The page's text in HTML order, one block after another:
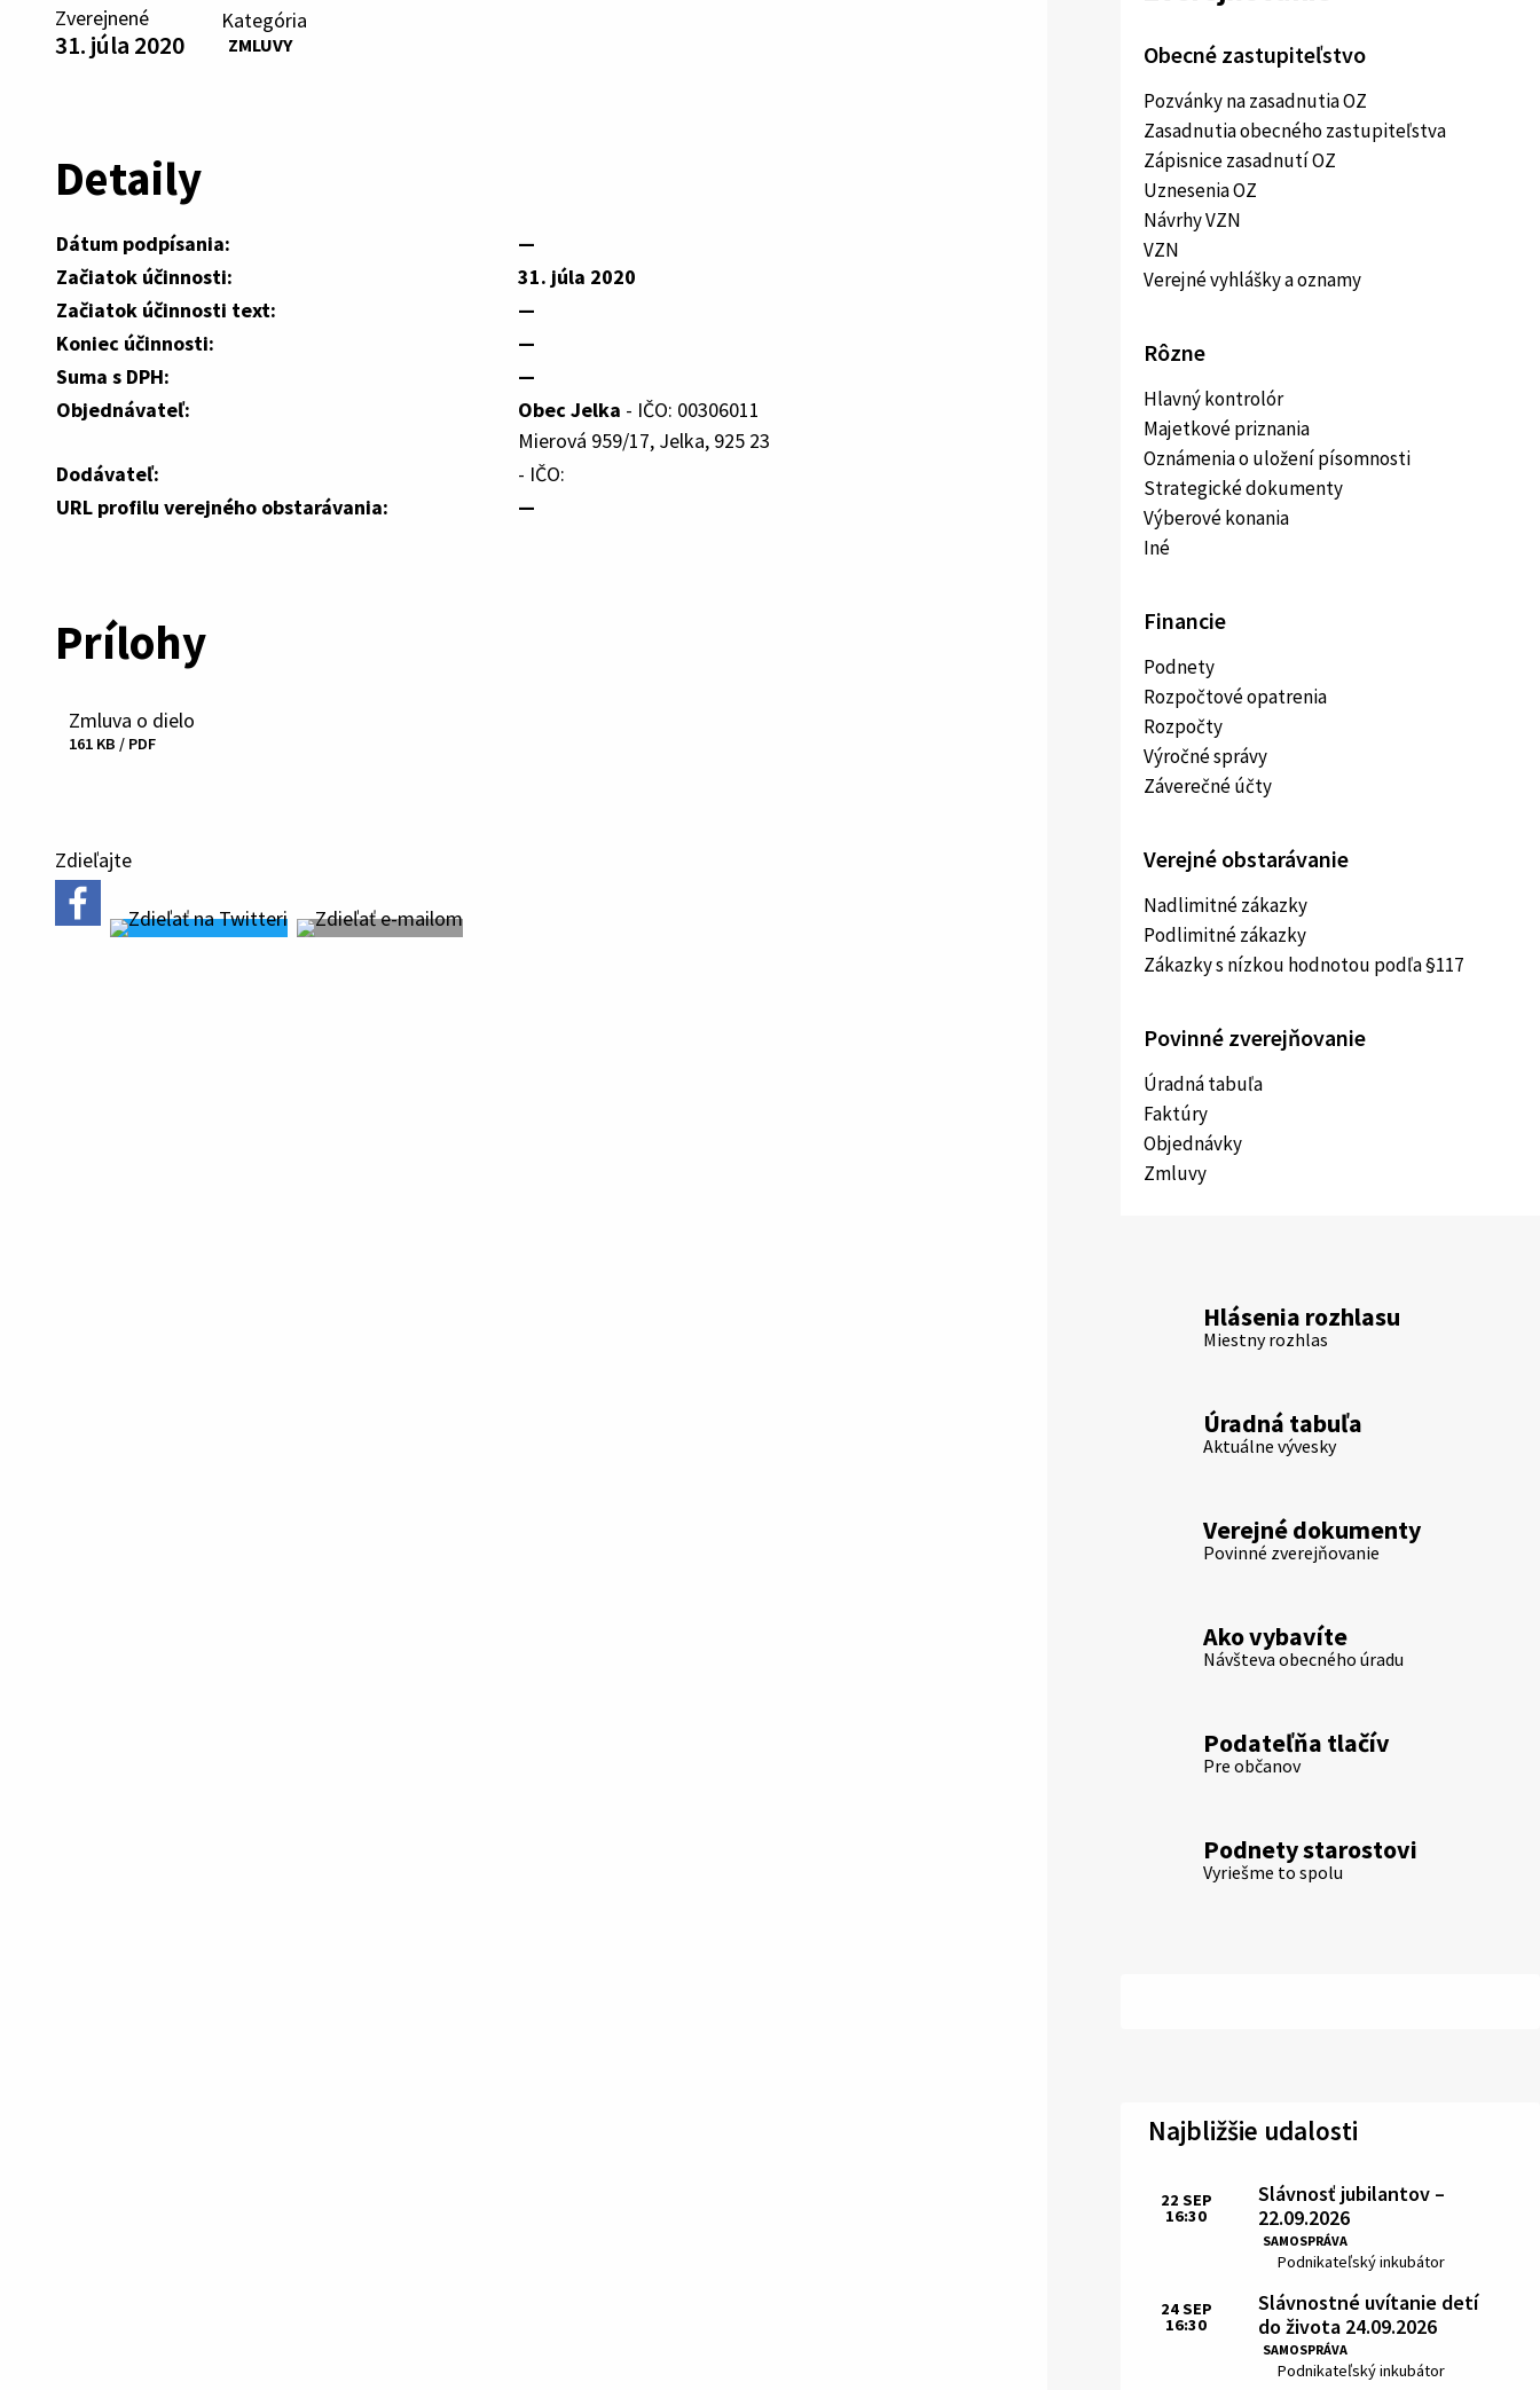
Zverejnené
31. júla 2020
Kategória
ZMLUVY
Detaily
Dátum podpísania:
—
Začiatok účinnosti:
31. júla 2020
Začiatok účinnosti text:
—
Koniec účinnosti:
—
Suma s DPH:
—
Objednávateľ:
Obec Jelka - IČO: 00306011
Mierová 959/17, Jelka, 925 23
Dodávateľ:
- IČO:
URL profilu verejného obstarávania:
—
Prílohy
Stiahnuť
Zmluva o dielo
161 KB / PDF
Zdieľajte
Obecné zastupiteľstvo
Pozvánky na zasadnutia OZ
Zasadnutia obecného zastupiteľstva
Zápisnice zasadnutí OZ
Uznesenia OZ
Návrhy VZN
VZN
Verejné vyhlášky a oznamy
Rôzne
Hlavný kontrolór
Majetkové priznania
Oznámenia o uložení písomnosti
Strategické dokumenty
Výberové konania
Iné
Financie
Podnety
Rozpočtové opatrenia
Rozpočty
Výročné správy
Záverečné účty
Verejné obstarávanie
Nadlimitné zákazky
Podlimitné zákazky
Zákazky s nízkou hodnotou podľa §117
Povinné zverejňovanie
Úradná tabuľa
Faktúry
Objednávky
Zmluvy
Hlásenia rozhlasu
Miestny rozhlas
Úradná tabuľa
Aktuálne vývesky
Verejné dokumenty
Povinné zverejňovanie
Ako vybavíte
Návšteva obecného úradu
Podateľňa tlačív
Pre občanov
Podnety starostovi
Vyriešme to spolu
Najbližšie udalosti
Slávnosť jubilantov –
22.09.2026
SAMOSPRÁVA
Miesto:
Podnikateľský inkubátor
Čas:
22 SEP
16:30
Slávnostné uvítanie detí
do života 24.09.2026
SAMOSPRÁVA
Miesto:
Podnikateľský inkubátor
Čas:
24SEP
16:30